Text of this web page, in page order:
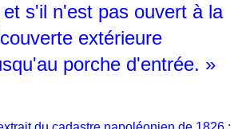
s'il n'est pas ouvert à la
extérieure
porche d'entrée. »